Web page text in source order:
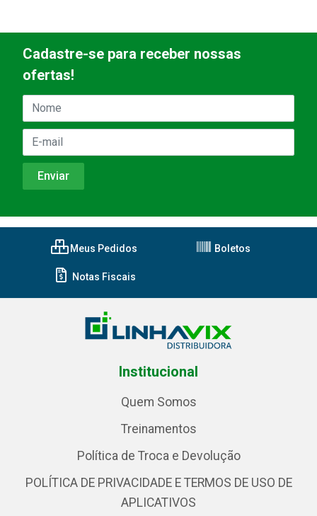
Cadastre-se para receber nossas
ofertas!
Meus Pedidos Boletos
Notas Fiscais
Institucional
Quem Somos
Treinamentos
Política de Troca e Devolução
POLÍTICA DE PRIVACIDADE E TERMOS DE USO DE
APLICATIVOS